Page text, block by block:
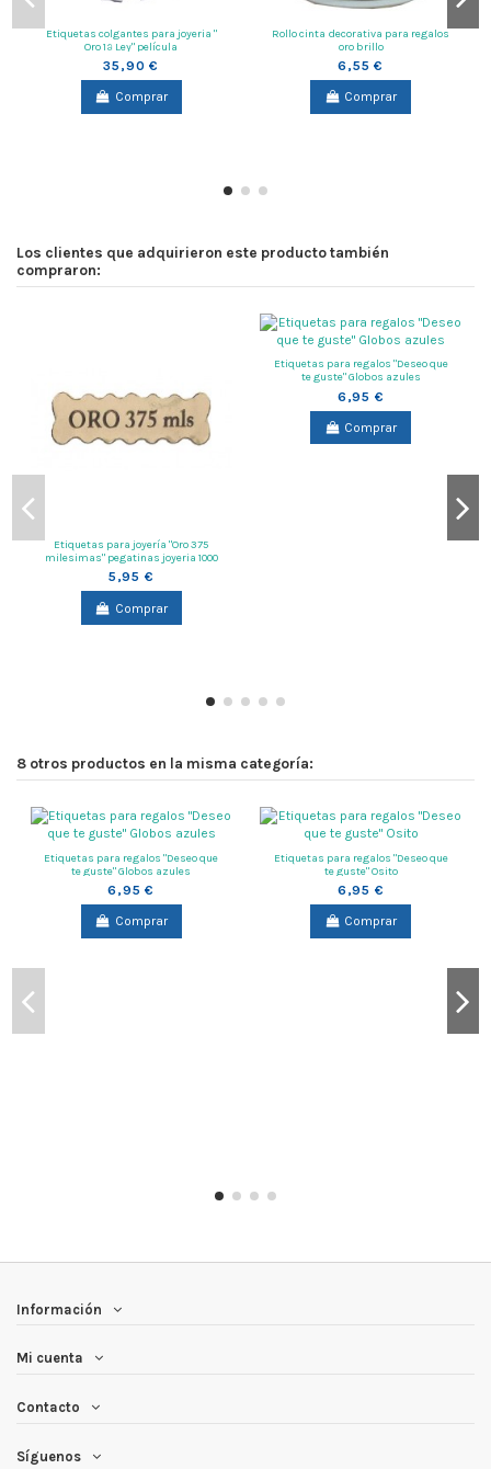
Etiquetas colgantes para joyeria "
Oro 1ª Ley" película
35,90 €
Comprar
Rollo cinta decorativa para regalos
oro brillo
6,55 €
Comprar
Los clientes que adquirieron este producto también
compraron:
Etiquetas para joyería "Oro 375
milesimas" pegatinas joyeria 1000
unidades
5,95 €
Comprar
Etiquetas para regalos "Deseo que
te guste" Globos azules
6,95 €
Comprar
8 otros productos en la misma categoría:
Etiquetas para regalos "Deseo que
te guste" Globos azules
6,95 €
Comprar
Etiquetas para regalos "Deseo que
te guste" Osito
6,95 €
Comprar
Información
Mi cuenta
Contacto
Síguenos